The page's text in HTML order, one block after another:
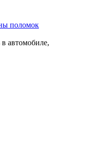
поломок
автомобиле,